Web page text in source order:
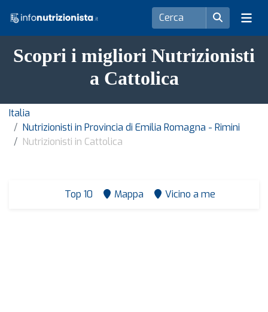
Scopri i migliori Nutrizionisti
a Cattolica
Italia
Nutrizionisti in Provincia di Emilia Romagna - Rimini
Nutrizionisti in Cattolica
Top 10 Mappa Vicino a me